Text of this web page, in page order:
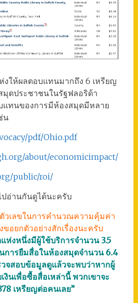
งให้ผลตอบแทนมากถึง 6 เหรียญ
มุดประชาชนในรัฐฟลอริด้า
แทนของการมีห้องสมุดมีหลาย
น
pdf/Ohio.pdf
about/economicimpact/
public/roi/
ปอ่านกันดูได้นะครับ
วเลขในการคำนวณความคุ้มค่า
ขอยกตัวอย่างสักเรื่องนะครับ
ห่งหนึ่งมีผู้ใช้บริการจำนวน 3.5
การยืมสื่อในห้องสมุดจำนวน 6.4
จสอบข้อมูลดูแล้วจะพบว่าหากผู้
งินเพื่อซื้อสื่อเหล่านี้ พวกเขาจะ
เหรียญต่อคนเลย”